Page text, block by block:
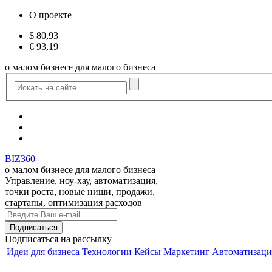
О проекте
$ 80,93
€ 93,19
о малом бизнесе для малого бизнеса
BIZ360
о малом бизнесе для малого бизнеса
Управление, ноу-хау, автоматизация,
точки роста, новые ниши, продажи,
стартапы, оптимизация расходов
Подписаться на рассылку
Идеи для бизнеса Технологии Кейсы Маркетинг